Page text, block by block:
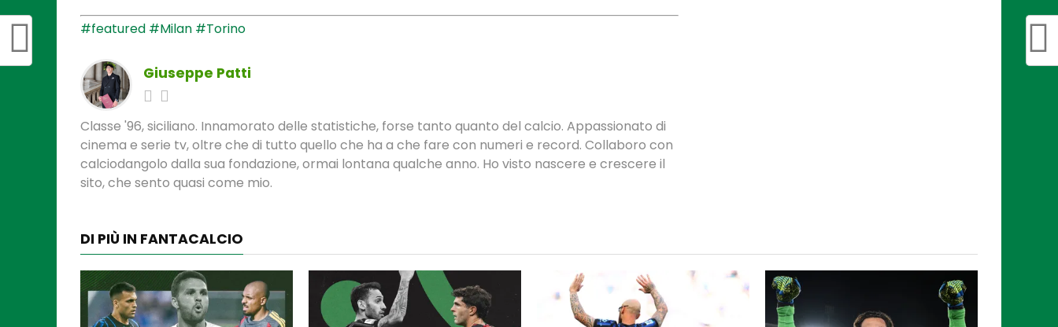
#featured #Milan #Torino
Giuseppe Patti
Classe '96, siciliano. Innamorato delle statistiche, forse tanto quanto del calcio. Appassionato di
cinema e serie tv, oltre che di tutto quello che ha a che fare con numeri e record. Collaboro con
calciodangolo dalla sua fondazione, ormai lontana qualche anno. Ho visto nascere e crescere il
sito, che sento quasi come mio.
DI PIÙ IN FANTACALCIO